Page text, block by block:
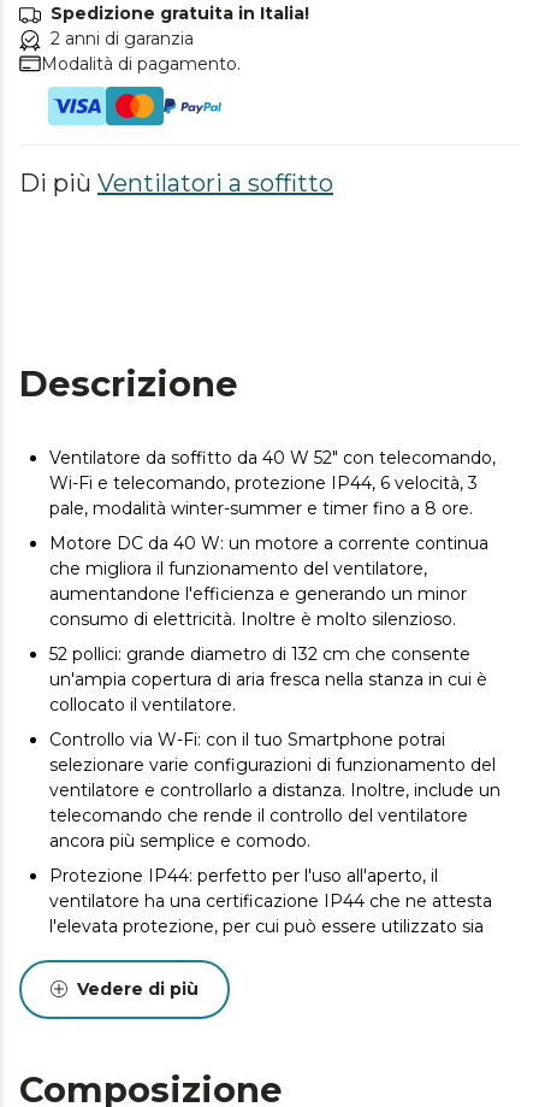
Spedizione gratuita in Italia!
2 anni di garanzia
Modalità di pagamento.
Di più Ventilatori a soffitto
Descrizione
Ventilatore da soffitto da 40 W 52" con telecomando,
Wi-Fi e telecomando, protezione IP44, 6 velocità, 3
pale, modalità winter-summer e timer fino a 8 ore.
Motore DC da 40 W: un motore a corrente continua
che migliora il funzionamento del ventilatore,
aumentandone l'efficienza e generando un minor
consumo di elettricità. Inoltre è molto silenzioso.
52 pollici: grande diametro di 132 cm che consente
un'ampia copertura di aria fresca nella stanza in cui è
collocato il ventilatore.
Controllo via W-Fi: con il tuo Smartphone potrai
selezionare varie configurazioni di funzionamento del
ventilatore e controllarlo a distanza. Inoltre, include un
telecomando che rende il controllo del ventilatore
ancora più semplice e comodo.
Protezione IP44: perfetto per l'uso all'aperto, il
ventilatore ha una certificazione IP44 che ne attesta
l'elevata protezione, per cui può essere utilizzato sia
Timer programmabile fino a 8 ore: scegli fra 1, 2, 4 o 8
ore di funzionamento. Dopodiché il ventilatore si
3 pale: sistema composto da 3 pale totalmente
innovative e aerodinamiche, progettate per
Vedere di più
Composizione